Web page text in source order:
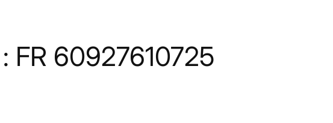
FR 60927610725